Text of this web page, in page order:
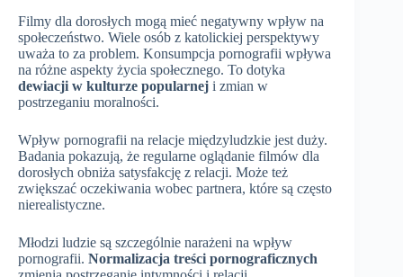
Filmy dla dorosłych mogą mieć negatywny wpływ na
społeczeństwo. Wiele osób z katolickiej perspektywy
uważa to za problem. Konsumpcja pornografii wpływa
na różne aspekty życia społecznego. To dotyka
dewiacji w kulturze popularnej i zmian w
postrzeganiu moralności.
Wpływ pornografii na relacje międzyludzkie jest duży.
Badania pokazują, że regularne oglądanie filmów dla
dorosłych obniża satysfakcję z relacji. Może też
zwiększać oczekiwania wobec partnera, które są często
nierealistyczne.
Młodzi ludzie są szczególnie narażeni na wpływ
pornografii. Normalizacja treści pornograficznych